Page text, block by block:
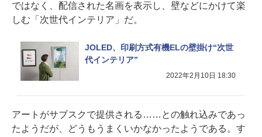
ではなく、配信された名画を表示し、壁などにかけて楽
しむ「次世代インテリア」だ。
JOLED、印刷方式有機ELの壁掛け“次世
代インテリア”
2022年2月10日 18:30
アートがサブスクで提供される……との触れ込みであっ
たようだが、どうもうまくいかなかったようである。す